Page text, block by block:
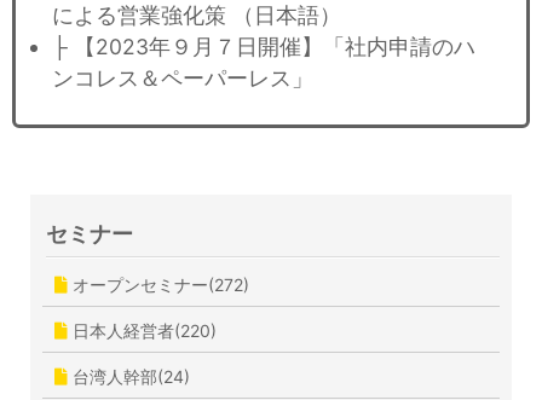
による営業強化策 （日本語）
├ 【2023年９月７日開催】「社内申請のハ
ンコレス＆ペーパーレス」
セミナー
オープンセミナー(272)
日本人経営者(220)
台湾人幹部(24)